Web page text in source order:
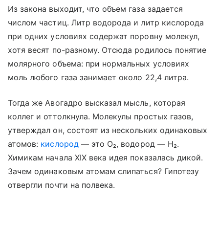
Из закона выходит, что объем газа задается
числом частиц. Литр водорода и литр кислорода
при одних условиях содержат поровну молекул,
хотя весят по-разному. Отсюда родилось понятие
молярного объема: при нормальных условиях
моль любого газа занимает около 22,4 литра.
Тогда же Авогадро высказал мысль, которая
коллег и оттолкнула. Молекулы простых газов,
утверждал он, состоят из нескольких одинаковых
атомов: кислород— это O₂, водород — H₂.
Химикам начала XIX века идея показалась дикой.
Зачем одинаковым атомам слипаться? Гипотезу
отвергли почти на полвека.